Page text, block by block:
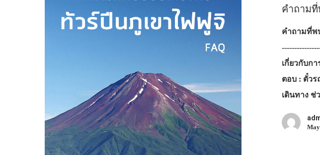
คำถามที่
คำถามที่พบ
เกี่ยวกับก
ตอบ : ตั๋วร
เดินทาง